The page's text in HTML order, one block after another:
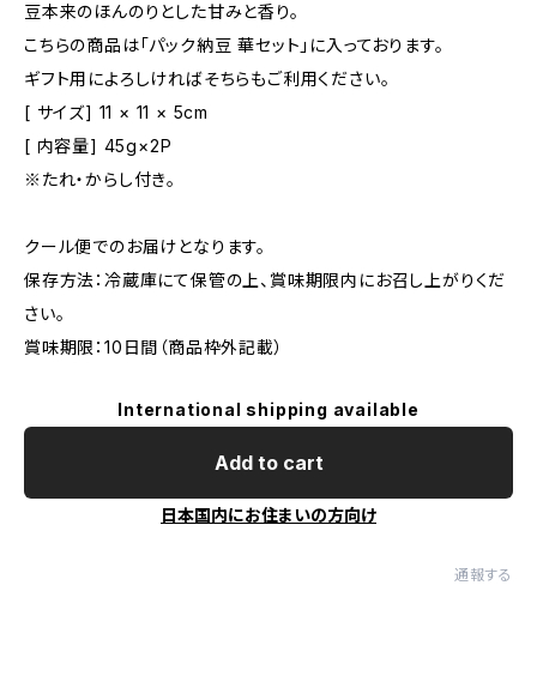
豆本来のほんのりとした甘みと香り。
こちらの商品は「パック納豆 華セット」に入っております。
ギフト用によろしければそちらもご利用ください。
[ サイズ] 11 × 11 × 5cm
[ 内容量] 45g×2P
※たれ・からし付き。
クール便でのお届けとなります。
保存方法：冷蔵庫にて保管の上、賞味期限内にお召し上がりくだ
さい。
賞味期限：10日間（商品枠外記載）
International shipping available
Add to cart
日本国内にお住まいの方向け
通報する